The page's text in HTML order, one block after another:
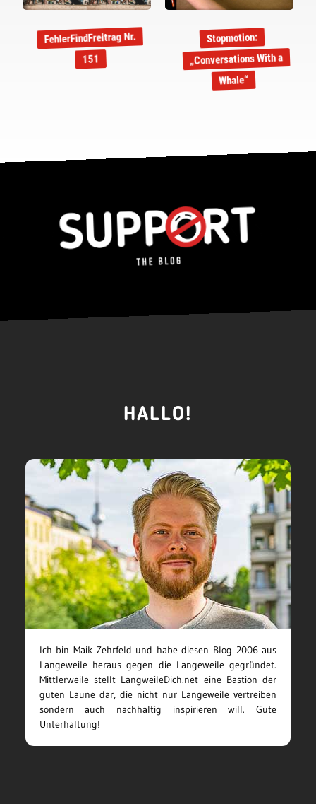
FehlerFindFreitrag Nr.
151
Stopmotion:
„Conversations With a
Whale“
HALLO!
Ich bin Maik Zehrfeld und habe diesen Blog 2006 aus
Langeweile heraus gegen die Langeweile gegründet.
Mittlerweile stellt LangweileDich.net eine Bastion der
guten Laune dar, die nicht nur Langeweile vertreiben
sondern auch nachhaltig inspirieren will. Gute
Unterhaltung!